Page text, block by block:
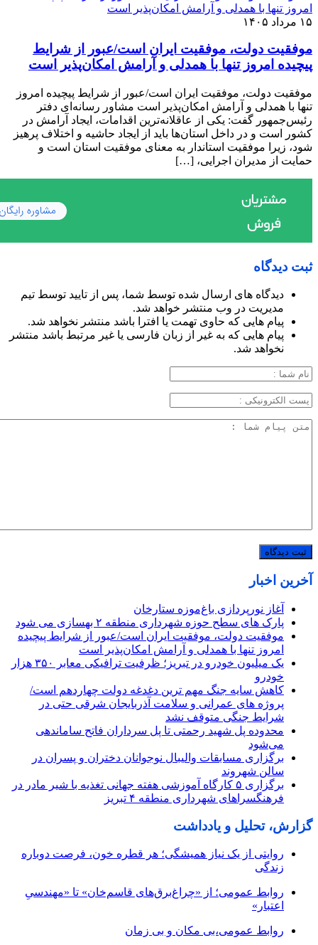
۱۵ مرداد ۱۴۰۵
موفقیت دولت، موفقیت ایران است/عبور از شرایط
پیچیده امروز تنها با همدلی و آرامش امکان‌پذیر است
موفقیت دولت، موفقیت ایران است/عبور از شرایط پیچیده امروز
تنها با همدلی و آرامش امکان‌پذیر است مشاور رسانه‌ای دفتر
رئیس‌جمهور گفت: یکی از عاقلانه‌ترین اقدامات، ایجاد آرامش در
کشور است و در داخل استان‌ها باید از ایجاد حاشیه و اختلاف پرهیز
شود، زیرا موفقیت استاندار به معنای موفقیت استان است و
حمایت از مدیران اجرایی، […]
ثبت دیدگاه
دیدگاه های ارسال شده توسط شما، پس از تایید توسط تیم
مدیریت در وب منتشر خواهد شد.
پیام هایی که حاوی تهمت یا افترا باشد منتشر نخواهد شد.
پیام هایی که به غیر از زبان فارسی یا غیر مرتبط باشد منتشر
نخواهد شد.
آخرین اخبار
آغاز نورپردازی باغ‌موزه ستارخان
پارک های سطح حوزه شهرداری منطقه ۲ بهسازی می شود
موفقیت دولت، موفقیت ایران است/عبور از شرایط پیچیده
امروز تنها با همدلی و آرامش امکان‌پذیر است
یک میلیون خودرو در تبریز؛ ظرفیت ترافیکی معابر ۳۵۰ هزار
خودرو
کاهش سایه جنگ مهم ‌ترین دغدغه دولت چهاردهم است/
پروژه ‌های عمرانی و سلامت آذربایجان شرقی حتی در
شرایط جنگی متوقف نشد
محدوده پل شهید رحمتی تا پل سرداران فاتح ساماندهی
می‌شود
برگزاری مسابقات والیبال نوجوانان دختران و پسران در
سالن شهروند
برگزاری ۵ کارگاه آموزشی هفته جهانی تغذیه با شیر مادر در
فرهنگسراهای شهرداری منطقه ۴ تبریز
گزارش، تحلیل و یادداشت
روایتی از یک نیاز همیشگی؛ هر قطره خون، فرصت دوباره
زندگی
روابط عمومی؛ از «چراغ‌برق‌های قاسم‌خان» تا «مهندسیِ
اعتبار»
روابط عمومی،بی مکان و بی زمان